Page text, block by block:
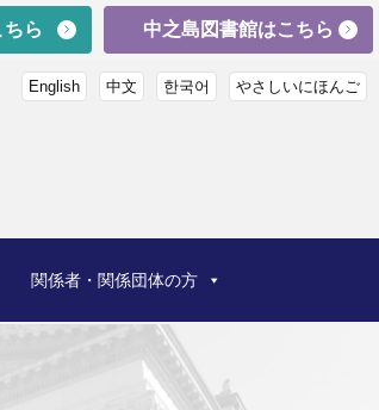
English 中文 한국어 やさしいにほんご
関係者・関係団体の方
ら 中之島図書館はこちら